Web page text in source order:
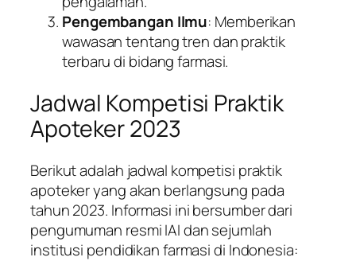
Pengembangan Ilmu: Memberikan
wawasan tentang tren dan praktik
terbaru di bidang farmasi.
Jadwal Kompetisi Praktik
Apoteker 2023
Berikut adalah jadwal kompetisi praktik
apoteker yang akan berlangsung pada
tahun 2023. Informasi ini bersumber dari
pengumuman resmi IAI dan sejumlah
institusi pendidikan farmasi di Indonesia: